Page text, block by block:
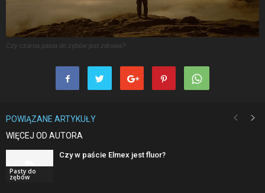
Czy czarna pasta do zębów jest zdrowa?
POWIĄZANE ARTYKUŁY
WIĘCEJ OD AUTORA
Pasty do
zębów
Czy w paście Elmex jest fluor?